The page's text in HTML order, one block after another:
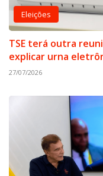
Eleições
TSE terá outra
explicar urna
27/07/2026